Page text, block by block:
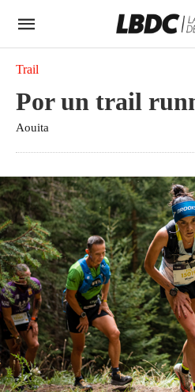
Trail
Por un trail
Aouita